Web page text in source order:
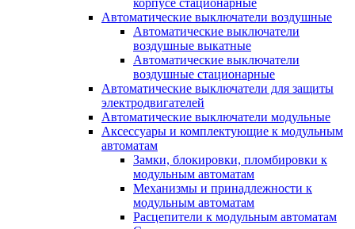
корпусе стационарные
Автоматические выключатели воздушные
Автоматические выключатели
воздушные выкатные
Автоматические выключатели
воздушные стационарные
Автоматические выключатели для защиты
электродвигателей
Автоматические выключатели модульные
Аксессуары и комплектующие к модульным
автоматам
Замки, блокировки, пломбировки к
модульным автоматам
Механизмы и принадлежности к
модульным автоматам
Расцепители к модульным автоматам